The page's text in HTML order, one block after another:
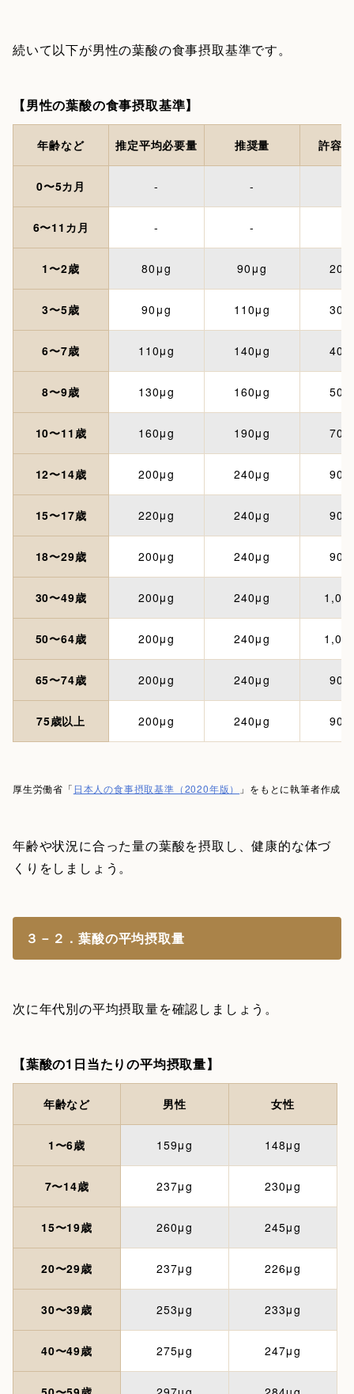
続いて以下が男性の葉酸の食事摂取基準です。
【男性の葉酸の食事摂取基準】
年齢など 推定平均必要量 推奨量 許容
0〜5カ月 - -
6〜11カ月 - -
1〜2歳 80μg 90μg
3〜5歳 90μg 110μg
6〜7歳 110μg 140μg
8〜9歳 130μg 160μg
10〜11歳 160μg 190μg
12〜14歳 200μg 240μg
15〜17歳 220μg 240μg
18〜29歳 200μg 240μg
30〜49歳 200μg 240μg
50〜64歳 200μg 240μg
65〜74歳 200μg 240μg
75歳以上 200μg 240μg
厚生労働省「 日本人の食事摂取基準（2020年版） 」をもとに執筆者作成
年齢や状況に合った量の葉酸を摂取し、健康的な体づ
くりをしましょう。
３－２．葉酸の平均摂取量
次に年代別の平均摂取量を確認しましょう。
【葉酸の1日当たりの平均摂取量】
年齢など 男性 女性
1〜6歳 159μg 148μg
7〜14歳 237μg 230μg
15〜19歳 260μg 245μg
20〜29歳 237μg 226μg
30〜39歳 253μg 233μg
40〜49歳 275μg 247μg